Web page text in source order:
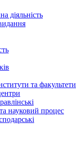
діяльність
та факультети
науковий процес